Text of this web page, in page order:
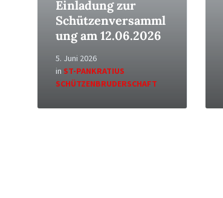
Einladung zur
Schützenversamml
ung am 12.06.2026
5. Juni 2026
in ST-PANKRATIUS
SCHÜTZENBRUDERSCHAFT